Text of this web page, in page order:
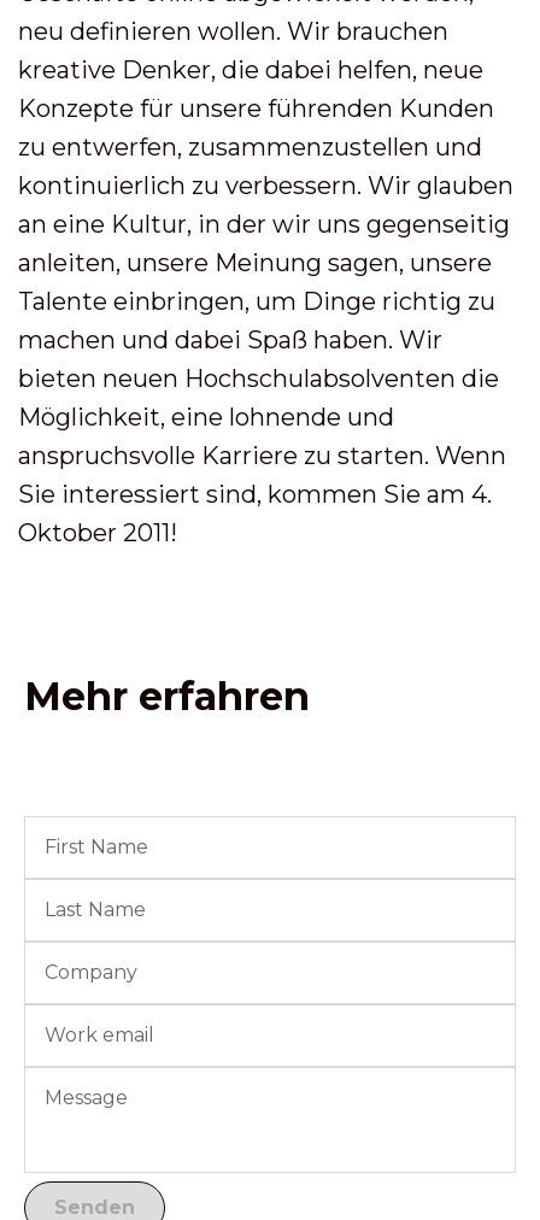
neu definieren wollen. Wir brauchen
kreative Denker, die dabei helfen, neue
Konzepte für unsere führenden Kunden
zu entwerfen, zusammenzustellen und
kontinuierlich zu verbessern. Wir glauben
an eine Kultur, in der wir uns gegenseitig
anleiten, unsere Meinung sagen, unsere
Talente einbringen, um Dinge richtig zu
machen und dabei Spaß haben. Wir
bieten neuen Hochschulabsolventen die
Möglichkeit, eine lohnende und
anspruchsvolle Karriere zu starten. Wenn
Sie interessiert sind, kommen Sie am 4.
Oktober 2011!
Mehr erfahren